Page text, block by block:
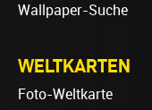
Wallpaper-Suche
WELTKARTEN
Foto-Weltkarte